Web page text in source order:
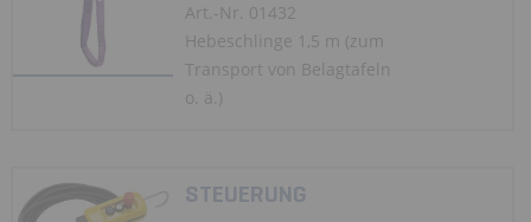
Art.-Nr. 01432
Hebeschlinge 1,5 m (zum
Transport von Belagtafeln
o. ä.)
STEUERUNG